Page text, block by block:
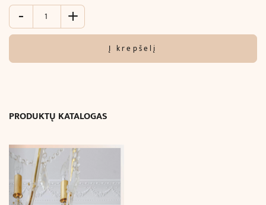
-
produkto
Ornamentinis
sienų
(8.2
1.3
cm)
+
Į krepšelį
PRODUKTŲ KATALOGAS